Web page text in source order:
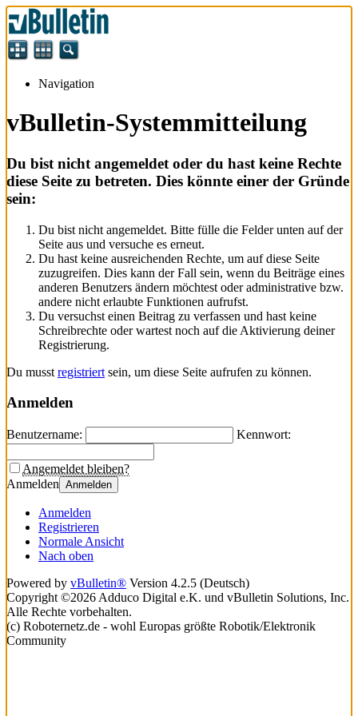
Navigation
vBulletin-Systemmitteilung
Du bist nicht angemeldet oder du hast keine Rechte
diese Seite zu betreten. Dies könnte einer der Gründe
sein:
Du bist nicht angemeldet. Bitte fülle die Felder unten auf der
Seite aus und versuche es erneut.
Du hast keine ausreichenden Rechte, um auf diese Seite
zuzugreifen. Dies kann der Fall sein, wenn du Beiträge eines
anderen Benutzers ändern möchtest oder administrative bzw.
andere nicht erlaubte Funktionen aufrufst.
Du versuchst einen Beitrag zu verfassen und hast keine
Schreibrechte oder wartest noch auf die Aktivierung deiner
Registrierung.
Du musst registriert sein, um diese Seite aufrufen zu können.
Anmelden
Benutzername: Kennwort:
Angemeldet bleiben?
Anmelden Anmelden
Anmelden
Registrieren
Normale Ansicht
Nach oben
Powered by vBulletin® Version 4.2.5 (Deutsch)
Copyright ©2026 Adduco Digital e.K. und vBulletin Solutions, Inc.
Alle Rechte vorbehalten.
(c) Roboternetz.de - wohl Europas größte Robotik/Elektronik
Community